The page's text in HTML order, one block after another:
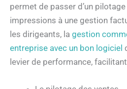
permet de passer d’un
impressions à une gestion
les dirigeants, la gestion
entreprise avec un bon logiciel
levier de performance,